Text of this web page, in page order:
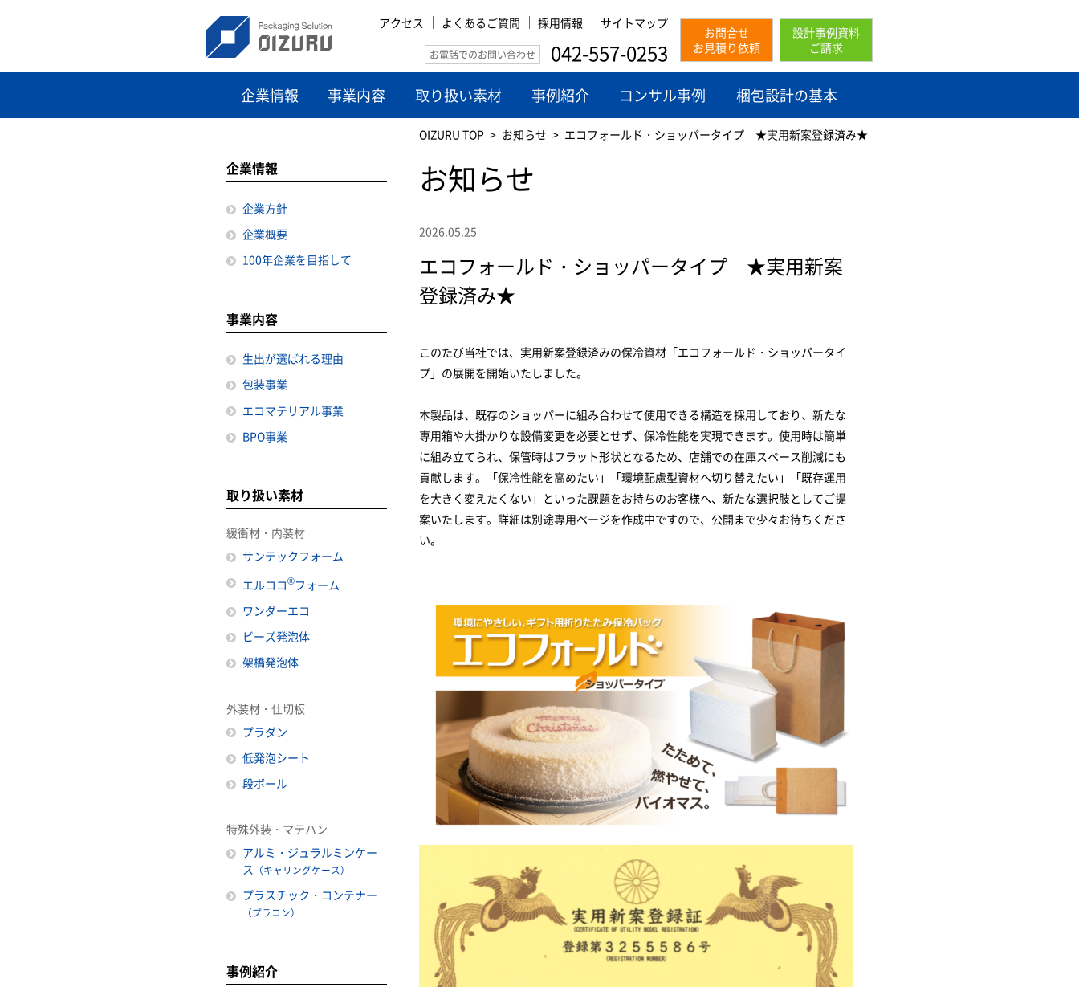
アクセス よくあるご質問 採用情報 サイトマップ
お電話でのお問い合わせ 042-557-0253
お問合せ
お見積り依頼
設計事例資料
ご請求
企業情報 事業内容 取り扱い素材 事例紹介 コンサル事例 梱包設計の基本
OIZURU TOP お知らせ エコフォールド・ショッパータイプ ★実用新案登録済み★
お知らせ
2026.05.25
エコフォールド・ショッパータイプ ★実用新案
登録済み★
このたび当社では、実用新案登録済みの保冷資材「エコフォールド・ショッパータイ
プ」の展開を開始いたしました。
本製品は、既存のショッパーに組み合わせて使用できる構造を採用しており、新たな
専用箱や大掛かりな設備変更を必要とせず、保冷性能を実現できます。使用時は簡単
に組み立てられ、保管時はフラット形状となるため、店舗での在庫スペース削減にも
貢献します。「保冷性能を高めたい」「環境配慮型資材へ切り替えたい」「既存運用
を大きく変えたくない」といった課題をお持ちのお客様へ、新たな選択肢としてご提
案いたします。詳細は別途専用ページを作成中ですので、公開まで少々お待ちくださ
い。
企業情報
企業方針
企業概要
100年企業を目指して
事業内容
生出が選ばれる理由
包装事業
エコマテリアル事業
BPO事業
取り扱い素材
緩衝材・内装材
サンテックフォーム
エルココ®フォーム
ワンダーエコ
ビーズ発泡体
架橋発泡体
外装材・仕切板
プラダン
低発泡シート
段ボール
特殊外装・マテハン
アルミ・ジュラルミンケー
ス （キャリングケース）
プラスチック・コンテナー
（プラコン）
事例紹介